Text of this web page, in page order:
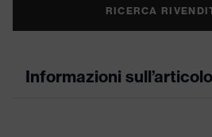
RICERCA
Informazioni sull’articolo